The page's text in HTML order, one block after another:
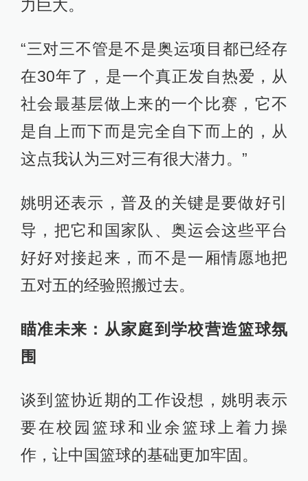
力巨大。
“三对三不管是不是奥运项目都已经存
在30年了，是一个真正发自热爱，从
社会最基层做上来的一个比赛，它不
是自上而下而是完全自下而上的，从
这点我认为三对三有很大潜力。”
姚明还表示，普及的关键是要做好引
导，把它和国家队、奥运会这些平台
好好对接起来，而不是一厢情愿地把
五对五的经验照搬过去。
瞄准未来：从家庭到学校营造篮球氛
围
谈到篮协近期的工作设想，姚明表示
要在校园篮球和业余篮球上着力操
作，让中国篮球的基础更加牢固。